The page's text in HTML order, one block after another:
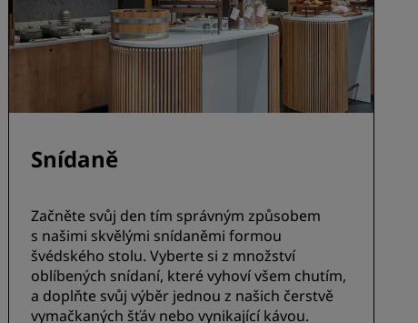
Snídaně
Začněte svůj den tím správným způsobem
s našimi skvělými snídaněmi formou
švédského stolu. Vyberte si z množství
oblíbených snídaní, které vyhoví všem chutím,
a doplňte svůj výběr jednou z našich čerstvě
vymačkaných šťáv nebo vynikající kávou.